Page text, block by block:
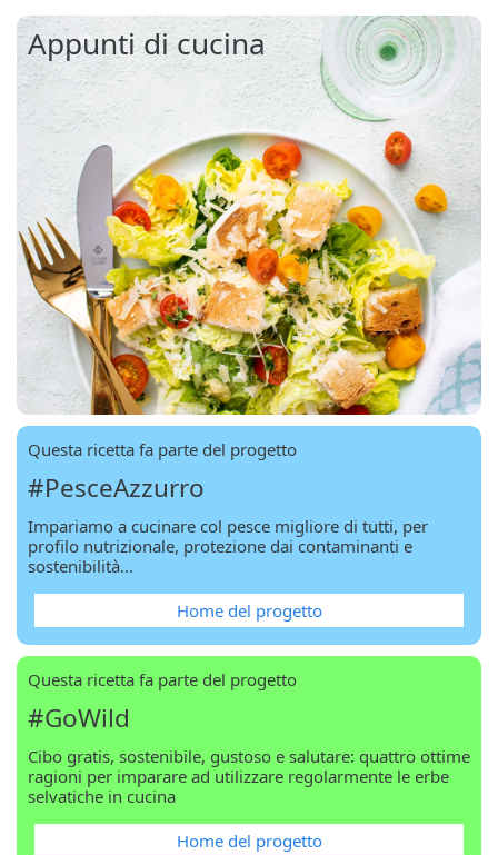
Appunti di cucina
Questa ricetta fa parte del progetto
#PesceAzzurro
Impariamo a cucinare col pesce migliore di tutti, per
profilo nutrizionale, protezione dai contaminanti e
sostenibilità…
Home del progetto
Questa ricetta fa parte del progetto
#GoWild
Cibo gratis, sostenibile, gustoso e salutare: quattro ottime
ragioni per imparare ad utilizzare regolarmente le erbe
selvatiche in cucina
Home del progetto